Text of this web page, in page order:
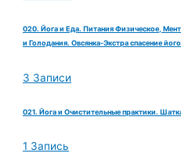
020. Йога и Еда. Питания Физическое,
и Голодания. Овсянка-Экстра спасение
3 Записи
021. Йога и Очистительные практики.
1 Запись